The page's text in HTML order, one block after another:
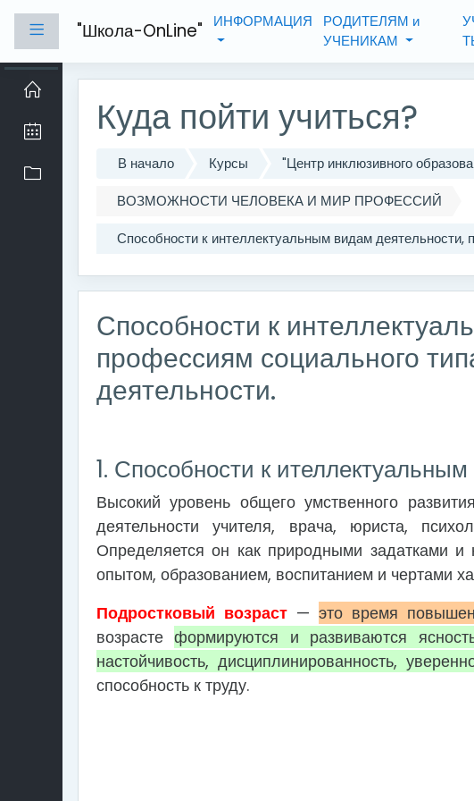
Боковая панель
"Школа-OnLine" ИНФОРМАЦИЯ
РОДИТЕЛЯМ и
УЧЕНИКАМ
Куда пойти учиться?
В начало Курсы "Центр инклюзивного
ВОЗМОЖНОСТИ ЧЕЛОВЕКА И МИР ПРОФЕССИЙ
Способности к интеллектуальным видам
Способности к
профессиям социального
деятельности.
1. Способности к
Высокий уровень общего умственного
деятельности учителя, врача, юриста,
Определяется он как природными задатками
опытом, образованием, воспитанием и чертами
Подростковый возраст —это время
возрастеформируются и развиваются
настойчивость, дисциплинированность,
способность к труду.